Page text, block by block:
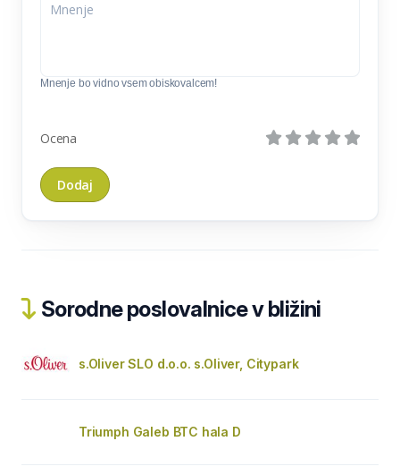
Mnenje bo vidno vsem obiskovalcem!
Ocena
Sorodne poslovalnice v bližini
s.Oliver SLO d.o.o. s.Oliver, Citypark
Triumph Galeb BTC hala D